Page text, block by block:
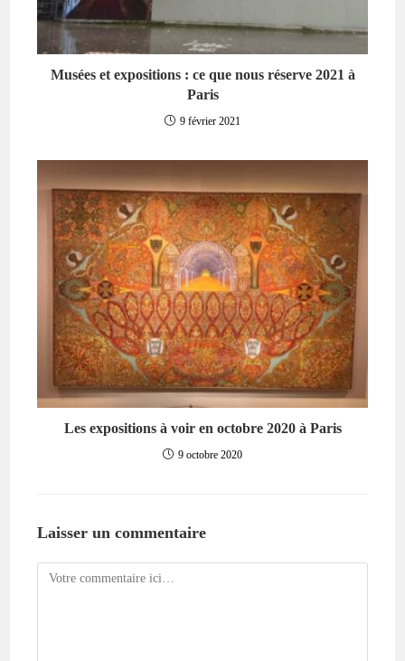
Musées et expositions : ce que nous réserve 2021 à
Paris
9 février 2021
Les expositions à voir en octobre 2020 à Paris
9 octobre 2020
Laisser un commentaire